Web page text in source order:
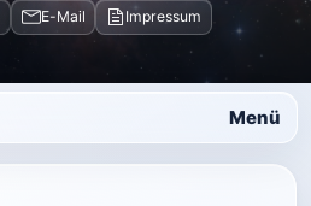
E-Mail
Impressum
Menü